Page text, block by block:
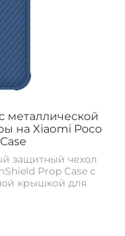
металлической
на Xiaomi Poco
защитный чехол
Prop Case с
крышкой для